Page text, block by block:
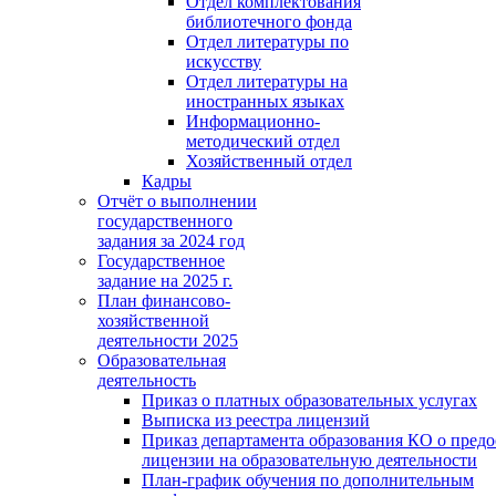
библиотечного фонда
Отдел литературы по
искусству
Отдел литературы на
иностранных языках
Информационно-
методический отдел
Хозяйственный отдел
Кадры
Отчёт о выполнении
государственного
задания за 2024 год
Государственное
задание на 2025 г.
План финансово-
хозяйственной
деятельности 2025
Образовательная
деятельность
Приказ о платных образовательных услугах
Выписка из реестра лицензий
Приказ департамента образования КО о
лицензии на образовательную деятельности
План-график обучения по дополнительным